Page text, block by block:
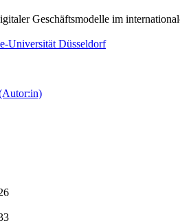
Geschäftsmodelle im
Universität Düsseldorf